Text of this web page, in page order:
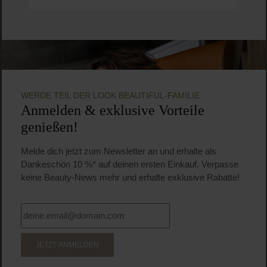
WERDE TEIL DER LOOK BEAUTIFUL-FAMILIE
Anmelden & exklusive Vorteile
genießen!
Melde dich jetzt zum Newsletter an und erhalte als
Dankeschön 10 %* auf deinen ersten Einkauf. Verpasse
keine Beauty-News mehr und erhalte exklusive Rabatte!
JETZT ANMELDEN